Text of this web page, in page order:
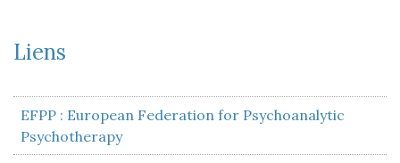
Liens
EFPP : European Federation for Psychoanalytic
Psychotherapy